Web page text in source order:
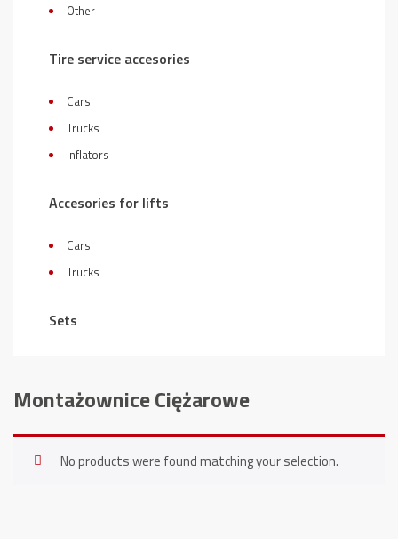
Other
Tire service accesories
Cars
Trucks
Inflators
Accesories for lifts
Cars
Trucks
Sets
Montażownice Ciężarowe
No products were found matching your selection.